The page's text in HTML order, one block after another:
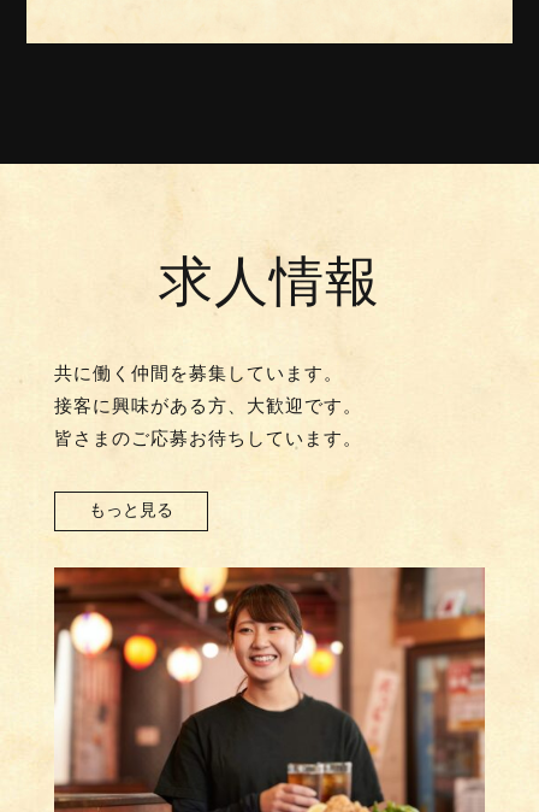
求人情報
共に働く仲間を募集しています。
接客に興味がある方、大歓迎です。
皆さまのご応募お待ちしています。
もっと見る